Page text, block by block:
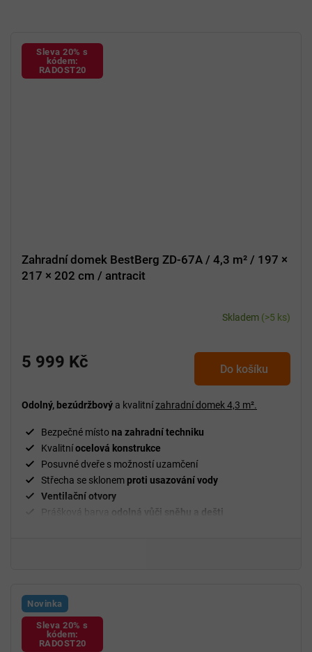
Sleva 20% s
kódem:
RADOST20
Zahradní domek BestBerg ZD-67A / 4,3 m² / 197 ×
217 × 202 cm / antracit
Skladem (>5 ks)
5 999 Kč Do košíku
Odolný, bezúdržbový a kvalitnízahradní domek 4,3 m².
Bezpečné místona zahradní techniku
Kvalitníocelová konstrukce
Posuvné dveře s možností uzamčení
Střecha se sklonem proti usazování vody
Ventilačníotvory
Prášková barva
odolná vůči sněhu a dešti
Novinka
Sleva 20% s
kódem:
RADOST20